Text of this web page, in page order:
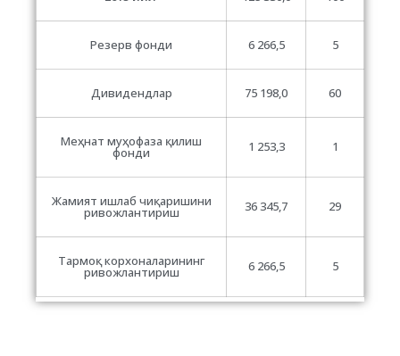
Резерв фонди 6 266,5 5
Дивидендлар 75 198,0 60
Меҳнат муҳофаза қилиш
фонди 1 253,3 1
Жамият ишлаб чиқаришини
ривожлантириш 36 345,7 29
Тармоқ корхоналарининг
ривожлантириш 6 266,5 5